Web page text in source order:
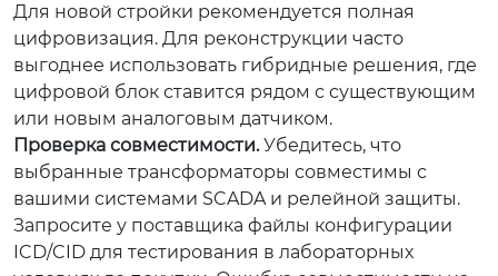
Для новой стройки рекомендуется полная
цифровизация. Для реконструкции часто
выгоднее использовать гибридные решения, где
цифровой блок ставится рядом с существующим
или новым аналоговым датчиком.
Проверка совместимости.Убедитесь, что
выбранные трансформаторы совместимы с
вашими системами SCADA и релейной защиты.
Запросите у поставщика файлы конфигурации
ICD/CID для тестирования в лабораторных